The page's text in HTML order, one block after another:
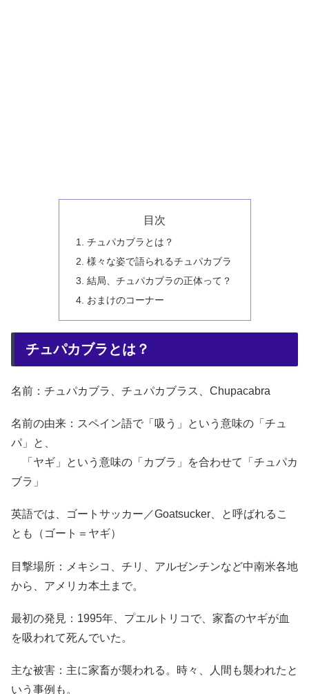
目次
チュパカブラとは？
様々な姿で語られるチュパカブラ
結局、チュパカブラの正体って？
おまけのコーナー
チュパカブラとは？
名前：チュパカブラ、チュパカブラス、Chupacabra
名前の由来：スペイン語で「吸う」という意味の「チュ
パ」と、
「ヤギ」という意味の「カブラ」を合わせて「チュパカ
ブラ」
英語では、ゴートサッカー／Goatsucker、と呼ばれるこ
とも（ゴート＝ヤギ）
目撃場所：メキシコ、チリ、アルゼンチンなど中南米各地
から、アメリカ本土まで。
最初の発見：1995年、プエルトリコで、家畜のヤギが血
を吸われて死んでいた。
主な被害：主に家畜が襲われる。時々、人間も襲われたと
いう事例も。